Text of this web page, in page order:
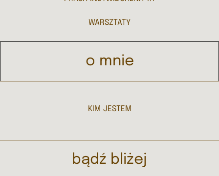
WARSZTATY
o mnie
KIM JESTEM
bądź bliżej